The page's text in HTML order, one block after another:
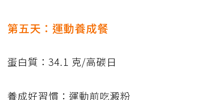
第五天：運動養成餐
蛋白質：34.1 克/高碳日
養成好習慣：運動前吃澱粉